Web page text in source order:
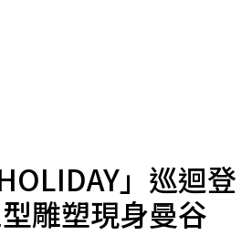
」巡迴登
雕塑現身曼谷